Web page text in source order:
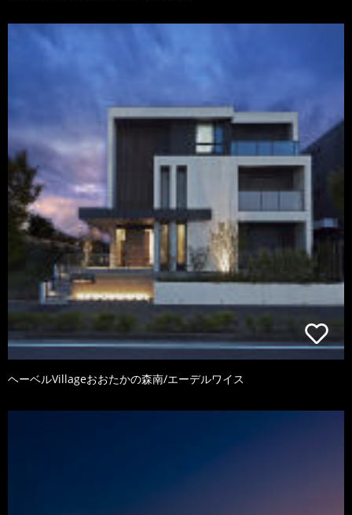
ヘーベルVillageおおたかの森南/エーデルワイス